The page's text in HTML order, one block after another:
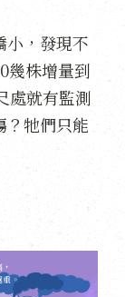
小，發現不
幾株增量到
處就有監測
？牠們只能